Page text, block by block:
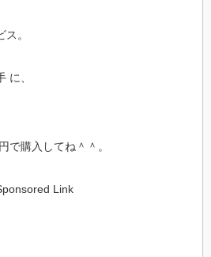
。
に、
で購入してね＾＾。
Link